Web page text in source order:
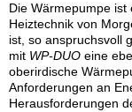
Die Wärmepumpe
Heiztechnik von
ist, so anspruchsvoll
mit WP-DUO eine
oberirdische
Anforderungen an
Herausforderungen